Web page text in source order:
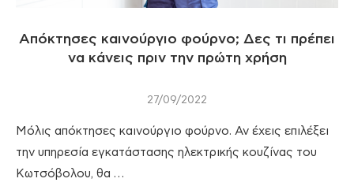
Απόκτησες καινούργιο φούρνο; Δες τι πρέπει
να κάνεις πριν την πρώτη χρήση
27/09/2022
Μόλις απόκτησες καινούργιο φούρνο. Αν έχεις επιλέξει
την υπηρεσία εγκατάστασης ηλεκτρικής κουζίνας του
Κωτσόβολου, θα …